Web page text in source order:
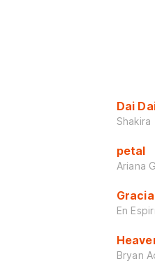
Dai
Shakira
petal
Ariana
En
Bryan